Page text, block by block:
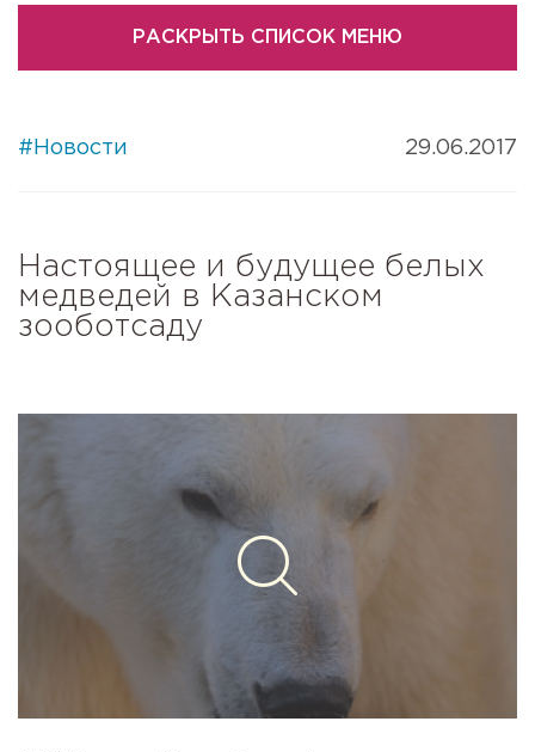
РАСКРЫТЬ СПИСОК МЕНЮ
#Новости 29.06.2017
Настоящее и будущее белых
медведей в Казанском
зооботсаду